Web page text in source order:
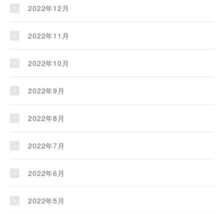
2022年12月
2022年11月
2022年10月
2022年9月
2022年8月
2022年7月
2022年6月
2022年5月